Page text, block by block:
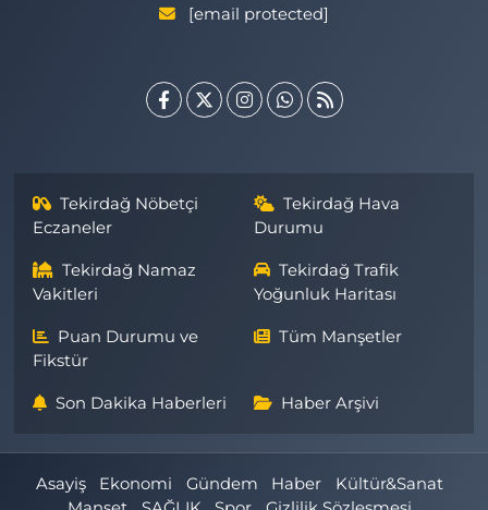
[email protected]
Tekirdağ Nöbetçi
Eczaneler
Tekirdağ Hava
Durumu
Tekirdağ Namaz
Vakitleri
Tekirdağ Trafik
Yoğunluk Haritası
Puan Durumu ve
Fikstür
Tüm Manşetler
Son Dakika Haberleri Haber Arşivi
Asayiş Ekonomi Gündem Haber
Kültür&Sanat